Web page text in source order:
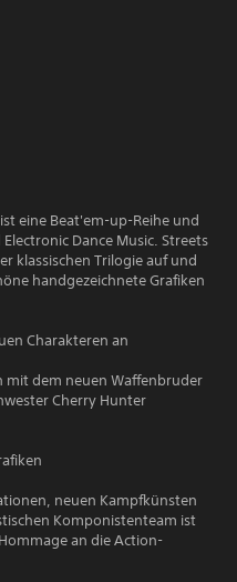
eine Beat'em-up-Reihe und
Dance Music. Streets
klassischen Trilogie auf und
handgezeichnete Grafiken
Charakteren an
mit dem neuen Waffenbruder
Cherry Hunter
neuen Kampfkünsten
Komponistenteam ist
an die Action-